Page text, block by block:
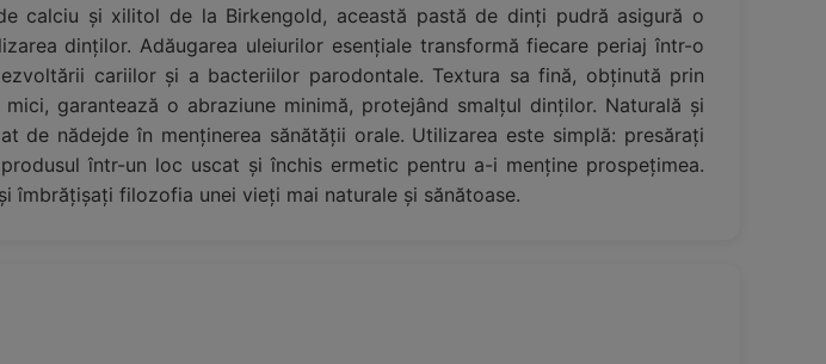
calciu și xilitol de la Birkengold, această pastă de dinți pudră asigură o
dinților. Adăugarea uleiurilor esențiale transformă fiecare periaj într-o
cariilor și a bacteriilor parodontale. Textura sa fină, obținută prin
garantează o abraziune minimă, protejând smalțul dinților. Naturală și
nădejde în menținerea sănătății orale. Utilizarea este simplă: presărați
într-un loc uscat și închis ermetic pentru a-i menține prospețimea.
îmbrățișați filozofia unei vieți mai naturale și sănătoase.